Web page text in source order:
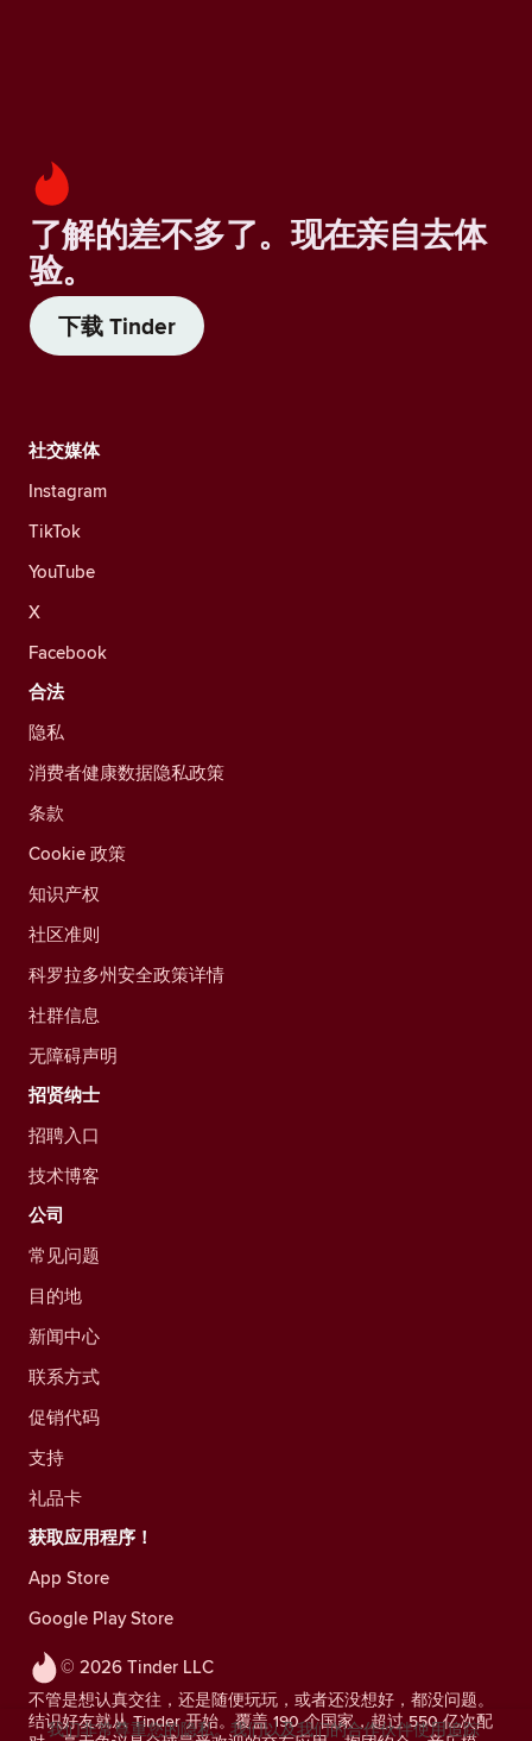
了解的差不多了。现在亲自去体
验。
下载 Tinder
© 2026 Tinder LLC
不管是想认真交往，还是随便玩玩，或者还没想好，都没问题。
结识好友就从 Tinder 开始。覆盖 190 个国家，超过 550 亿次配
社交媒体
Instagram
TikTok
YouTube
X
Facebook
合法
隐私
消费者健康数据隐私政策
条款
Cookie 政策
知识产权
社区准则
科罗拉多州安全政策详情
社群信息
无障碍声明
招贤纳士
招聘入口
技术博客
公司
常见问题
目的地
新闻中心
联系方式
促销代码
支持
礼品卡
获取应用程序！
App Store
Google Play Store
我们非常尊重您的隐私。我们以及我们的合作伙伴使用追踪